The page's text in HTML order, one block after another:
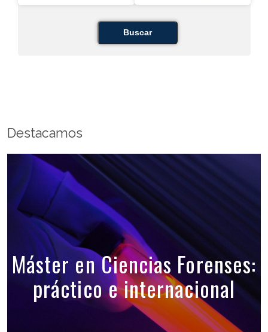
Buscar
Destacamos
Máster en Ciencias Forenses:
práctico e internacional